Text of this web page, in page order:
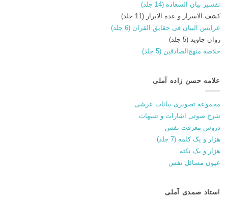
تفسیر بیان السعاده (14 جلد)
کشف الاسرار و عده الابرار (11 جلد)
عرایس البیان فی حقایق القران (6 جلد)
روان جاوید (5 جلد)
خلاصه منهج‌الصادقین (5 جلد)
علامه حسن زاده آملی
مجموعه تصویری بیانات عرشی
شرح صوتی اشارات و تنبیهات
دروس معرفت نفس
هزار و یک کلمه (7 جلد)
هزار و یک نکته
عیون مسائل نفس
استاد صمدی آملی